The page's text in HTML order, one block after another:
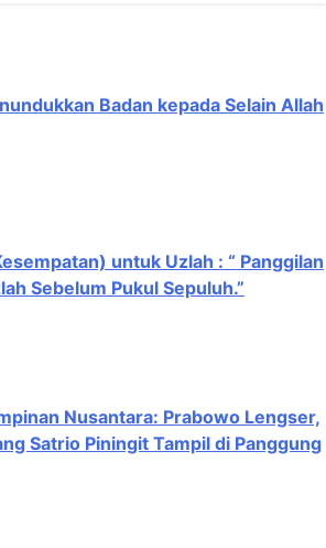
Badan kepada Selain Allah
untuk Uzlah : “ Panggilan
Sebelum Pukul Sepuluh.”
Nusantara: Prabowo Lengser,
Satrio Piningit Tampil di Panggung